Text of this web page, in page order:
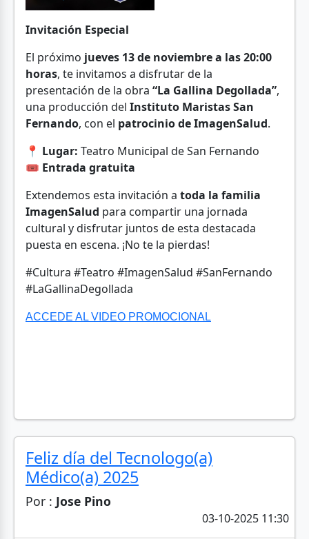
Invitación Especial
El próximo jueves 13 de noviembre a las 20:00
horas, te invitamos a disfrutar de la
presentación de la obra “La Gallina Degollada”,
una producción del Instituto Maristas San
Fernando, con el patrocinio de ImagenSalud.
📍 Lugar: Teatro Municipal de San Fernando
🎟️ Entrada gratuita
Extendemos esta invitación a toda la familia
ImagenSalud para compartir una jornada
cultural y disfrutar juntos de esta destacada
puesta en escena. ¡No te la pierdas!
#Cultura #Teatro #ImagenSalud #SanFernando
#LaGallinaDegollada
ACCEDE AL VIDEO PROMOCIONAL
Feliz día del Tecnologo(a)
Médico(a) 2025
Por : Jose Pino
03-10-2025 11:30